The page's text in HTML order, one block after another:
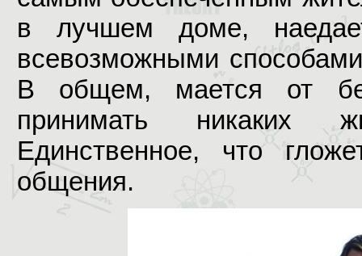
в лучшем доме,
всевозможными
В общем, мается от
принимать никаких
Единственное, что
общения.